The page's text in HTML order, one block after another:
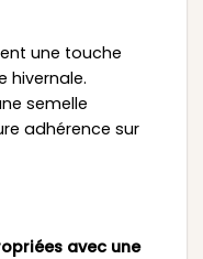
une touche
hivernale.
semelle
adhérence sur
avec une